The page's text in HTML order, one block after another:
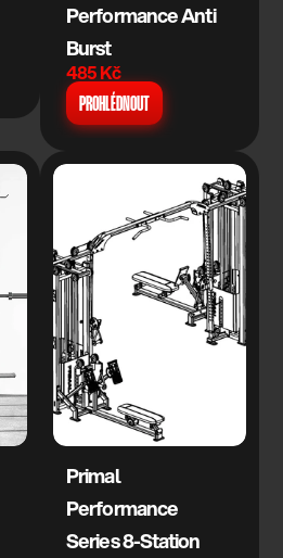
Performance Anti
Burst
485 Kč
PROHLÉDNOUT
Primal
Performance
Series 8-Station